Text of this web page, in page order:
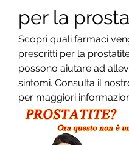
per la
Scopri quali farmaci
prescritti per la
possono aiutare ad
sintomi. Consulta il
per maggiori